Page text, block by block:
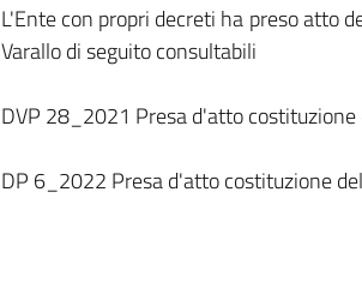
L'Ente con propri decreti ha preso atto
Varallo di seguito consultabili
DVP 28_2021 Presa d'atto
DP 6_2022 Presa d'atto costituzione